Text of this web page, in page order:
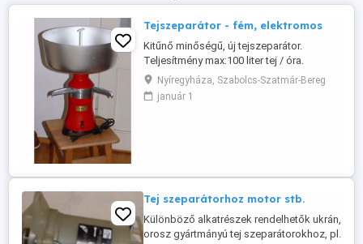
Tejszeparátor - fém, elektromos
Kitűnő minőségű, új tejszeparátor.
Teljesítmény max:100 liter tej / óra.
Fordulat: 10-11 ezer / perc. Tejtartály: 10-
12 liter. Zsírtartalom a lefölözött tejben:
0,05 %. Szeparáló tányérok (fém): 10-12
Nyíregyháza, Szabolcs-Szatmár-Bereg
január 1
Tej szeparátorhoz motor stb.
Különböző alkatrészek rendelhetők ukrán,
orosz gyártmányú tej szeparátorokhoz, pl.